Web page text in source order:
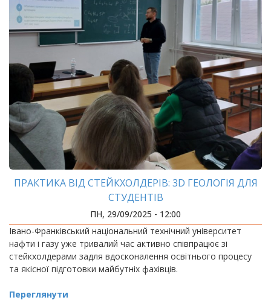
ПРАКТИКА ВІД СТЕЙКХОЛДЕРІВ: 3D ГЕОЛОГІЯ ДЛЯ
СТУДЕНТІВ
ПН, 29/09/2025 - 12:00
Івано-Франківський національний технічний університет
нафти і газу уже тривалий час активно співпрацює зі
стейкхолдерами задля вдосконалення освітнього процесу
та якісної підготовки майбутніх фахівців.
Переглянути